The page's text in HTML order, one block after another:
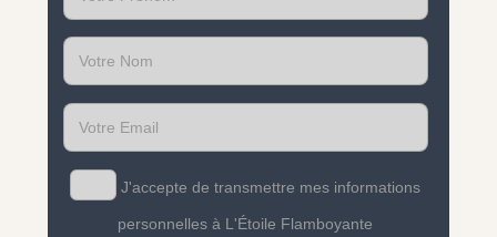
name
Last
name
Email
J'accepte de transmettre mes informations
personnelles à L'Étoile Flamboyante